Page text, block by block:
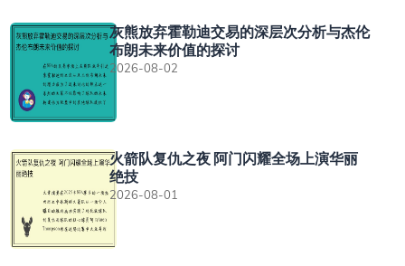
灰熊放弃霍勒迪交易的深层次分析与杰伦
布朗未来价值的探讨
2026-08-02
火箭队复仇之夜 阿门闪耀全场上演华丽
绝技
2026-08-01